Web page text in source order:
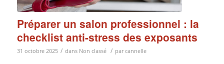
Préparer un salon professionnel : la
checklist anti-stress des exposants
31 octobre 2025 / dans Non classé / parcannelle